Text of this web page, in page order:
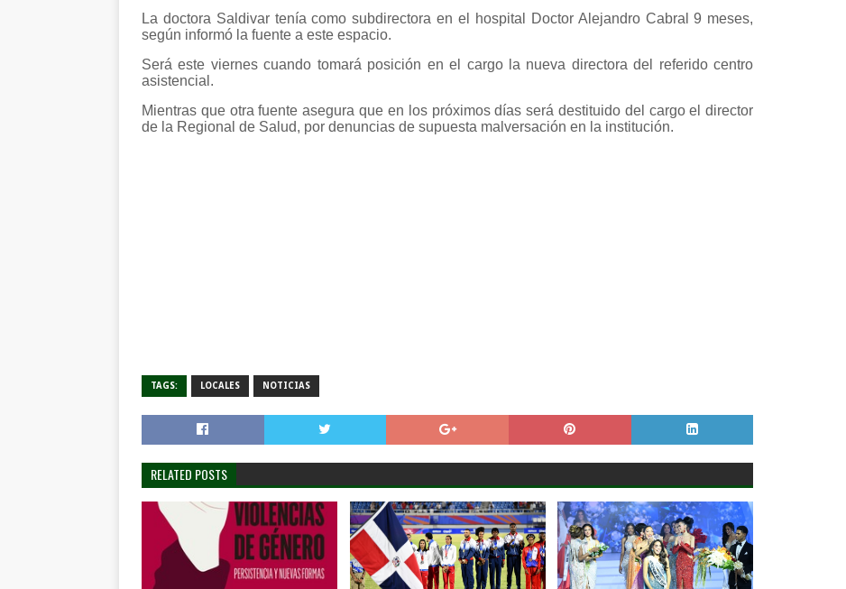
La doctora Saldivar tenía como subdirectora en el hospital Doctor Alejandro Cabral 9 meses,
según informó la fuente a este espacio.
Será este viernes cuando tomará posición en el cargo la nueva directora del referido centro
asistencial.
Mientras que otra fuente asegura que en los próximos días será destituido del cargo el director
de la Regional de Salud, por denuncias de supuesta malversación en la institución.
TAGS: LOCALES NOTICIAS
RELATED POSTS